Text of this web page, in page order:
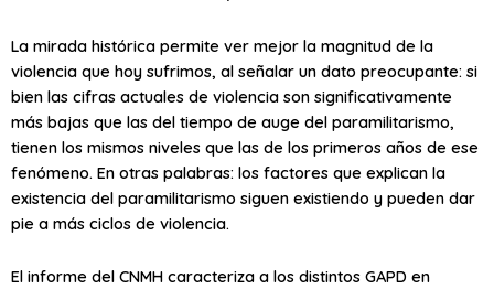
La mirada histórica permite ver mejor la magnitud de la
violencia que hoy sufrimos, al señalar un dato preocupante: si
bien las cifras actuales de violencia son significativamente
más bajas que las del tiempo de auge del paramilitarismo,
tienen los mismos niveles que las de los primeros años de ese
fenómeno. En otras palabras: los factores que explican la
existencia del paramilitarismo siguen existiendo y pueden dar
pie a más ciclos de violencia.
El informe del CNMH caracteriza a los distintos GAPD en